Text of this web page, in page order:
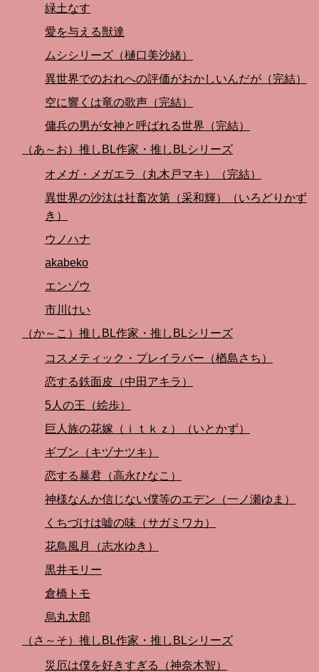
緑土なす
愛を与える獣達
ムシシリーズ（樋口美沙緒）
異世界でのおれへの評価がおかしいんだが（完結）
空に響くは竜の歌声（完結）
傭兵の男が女神と呼ばれる世界（完結）
（あ～お）推しBL作家・推しBLシリーズ
オメガ・メガエラ（丸木戸マキ）（完結）
異世界の沙汰は社畜次第（采和輝）（いろどりかず
き）
ウノハナ
akabeko
エンゾウ
市川けい
（か～こ）推しBL作家・推しBLシリーズ
コスメティック・プレイラバー（楢島さち）
恋する鉄面皮（中田アキラ）
5人の王（絵歩）
巨人族の花嫁（ｉｔｋｚ）（いとかず）
ギブン（キヅナツキ）
恋する暴君（高永ひなこ）
神様なんか信じない僕等のエデン（一ノ瀬ゆま）
くちづけは嘘の味（サガミワカ）
花鳥風月（志水ゆき）
黒井モリー
倉橋トモ
烏丸太郎
（さ～そ）推しBL作家・推しBLシリーズ
災厄は僕を好きすぎる（神奈木智）